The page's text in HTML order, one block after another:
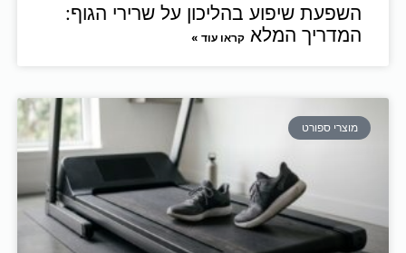
השפעת שיפוע בהליכון על שרירי הגוף:
המדריך המלא קראו עוד »
מוצרי ספורט